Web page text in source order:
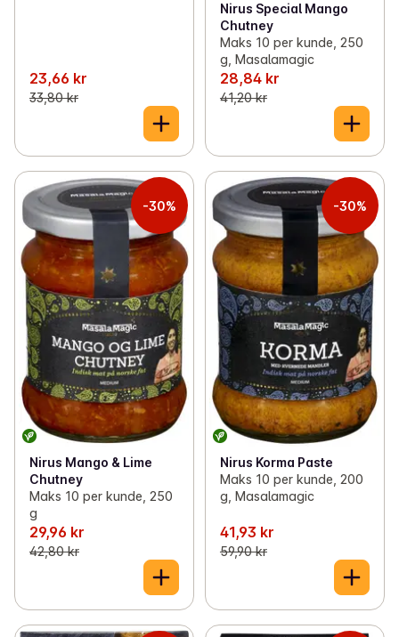
23,66 kr
33,80 kr
Nirus Special Mango
Chutney
Maks 10 per kunde, 250
g, Masalamagic
28,84 kr
41,20 kr
-30%
Nirus Mango & Lime
Chutney
Maks 10 per kunde, 250
g
29,96 kr
42,80 kr
-30%
Nirus Korma Paste
Maks 10 per kunde, 200
g, Masalamagic
41,93 kr
59,90 kr